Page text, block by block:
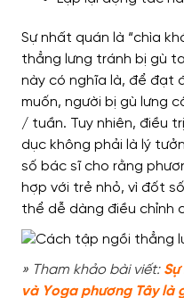
Sự nhất quán là “chìa
thẳng lưng tránh bị gù
này có nghĩa là, để đạt
muốn, người bị gù lưng
/ tuần. Tuy nhiên, điều
dục không phải là lý
số bác sĩ cho rằng
hợp với trẻ nhỏ, vì đốt
thể dễ dàng điều chỉnh
» Tham khảo bài viết:
và Yoga phương Tây là